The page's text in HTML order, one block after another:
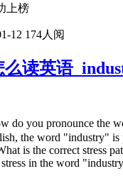
上榜
12 174人阅
读英语
do you pronounce the
the word "industry" is
is the correct stress
in the word